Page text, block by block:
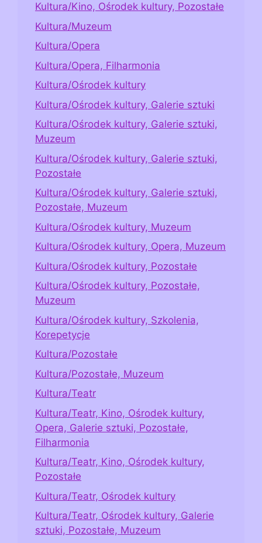
Kultura/Kino, Ośrodek kultury, Pozostałe
Kultura/Muzeum
Kultura/Opera
Kultura/Opera, Filharmonia
Kultura/Ośrodek kultury
Kultura/Ośrodek kultury, Galerie sztuki
Kultura/Ośrodek kultury, Galerie sztuki,
Muzeum
Kultura/Ośrodek kultury, Galerie sztuki,
Pozostałe
Kultura/Ośrodek kultury, Galerie sztuki,
Pozostałe, Muzeum
Kultura/Ośrodek kultury, Muzeum
Kultura/Ośrodek kultury, Opera, Muzeum
Kultura/Ośrodek kultury, Pozostałe
Kultura/Ośrodek kultury, Pozostałe,
Muzeum
Kultura/Ośrodek kultury, Szkolenia,
Korepetycje
Kultura/Pozostałe
Kultura/Pozostałe, Muzeum
Kultura/Teatr
Kultura/Teatr, Kino, Ośrodek kultury,
Opera, Galerie sztuki, Pozostałe,
Filharmonia
Kultura/Teatr, Kino, Ośrodek kultury,
Pozostałe
Kultura/Teatr, Ośrodek kultury
Kultura/Teatr, Ośrodek kultury, Galerie
sztuki, Pozostałe, Muzeum